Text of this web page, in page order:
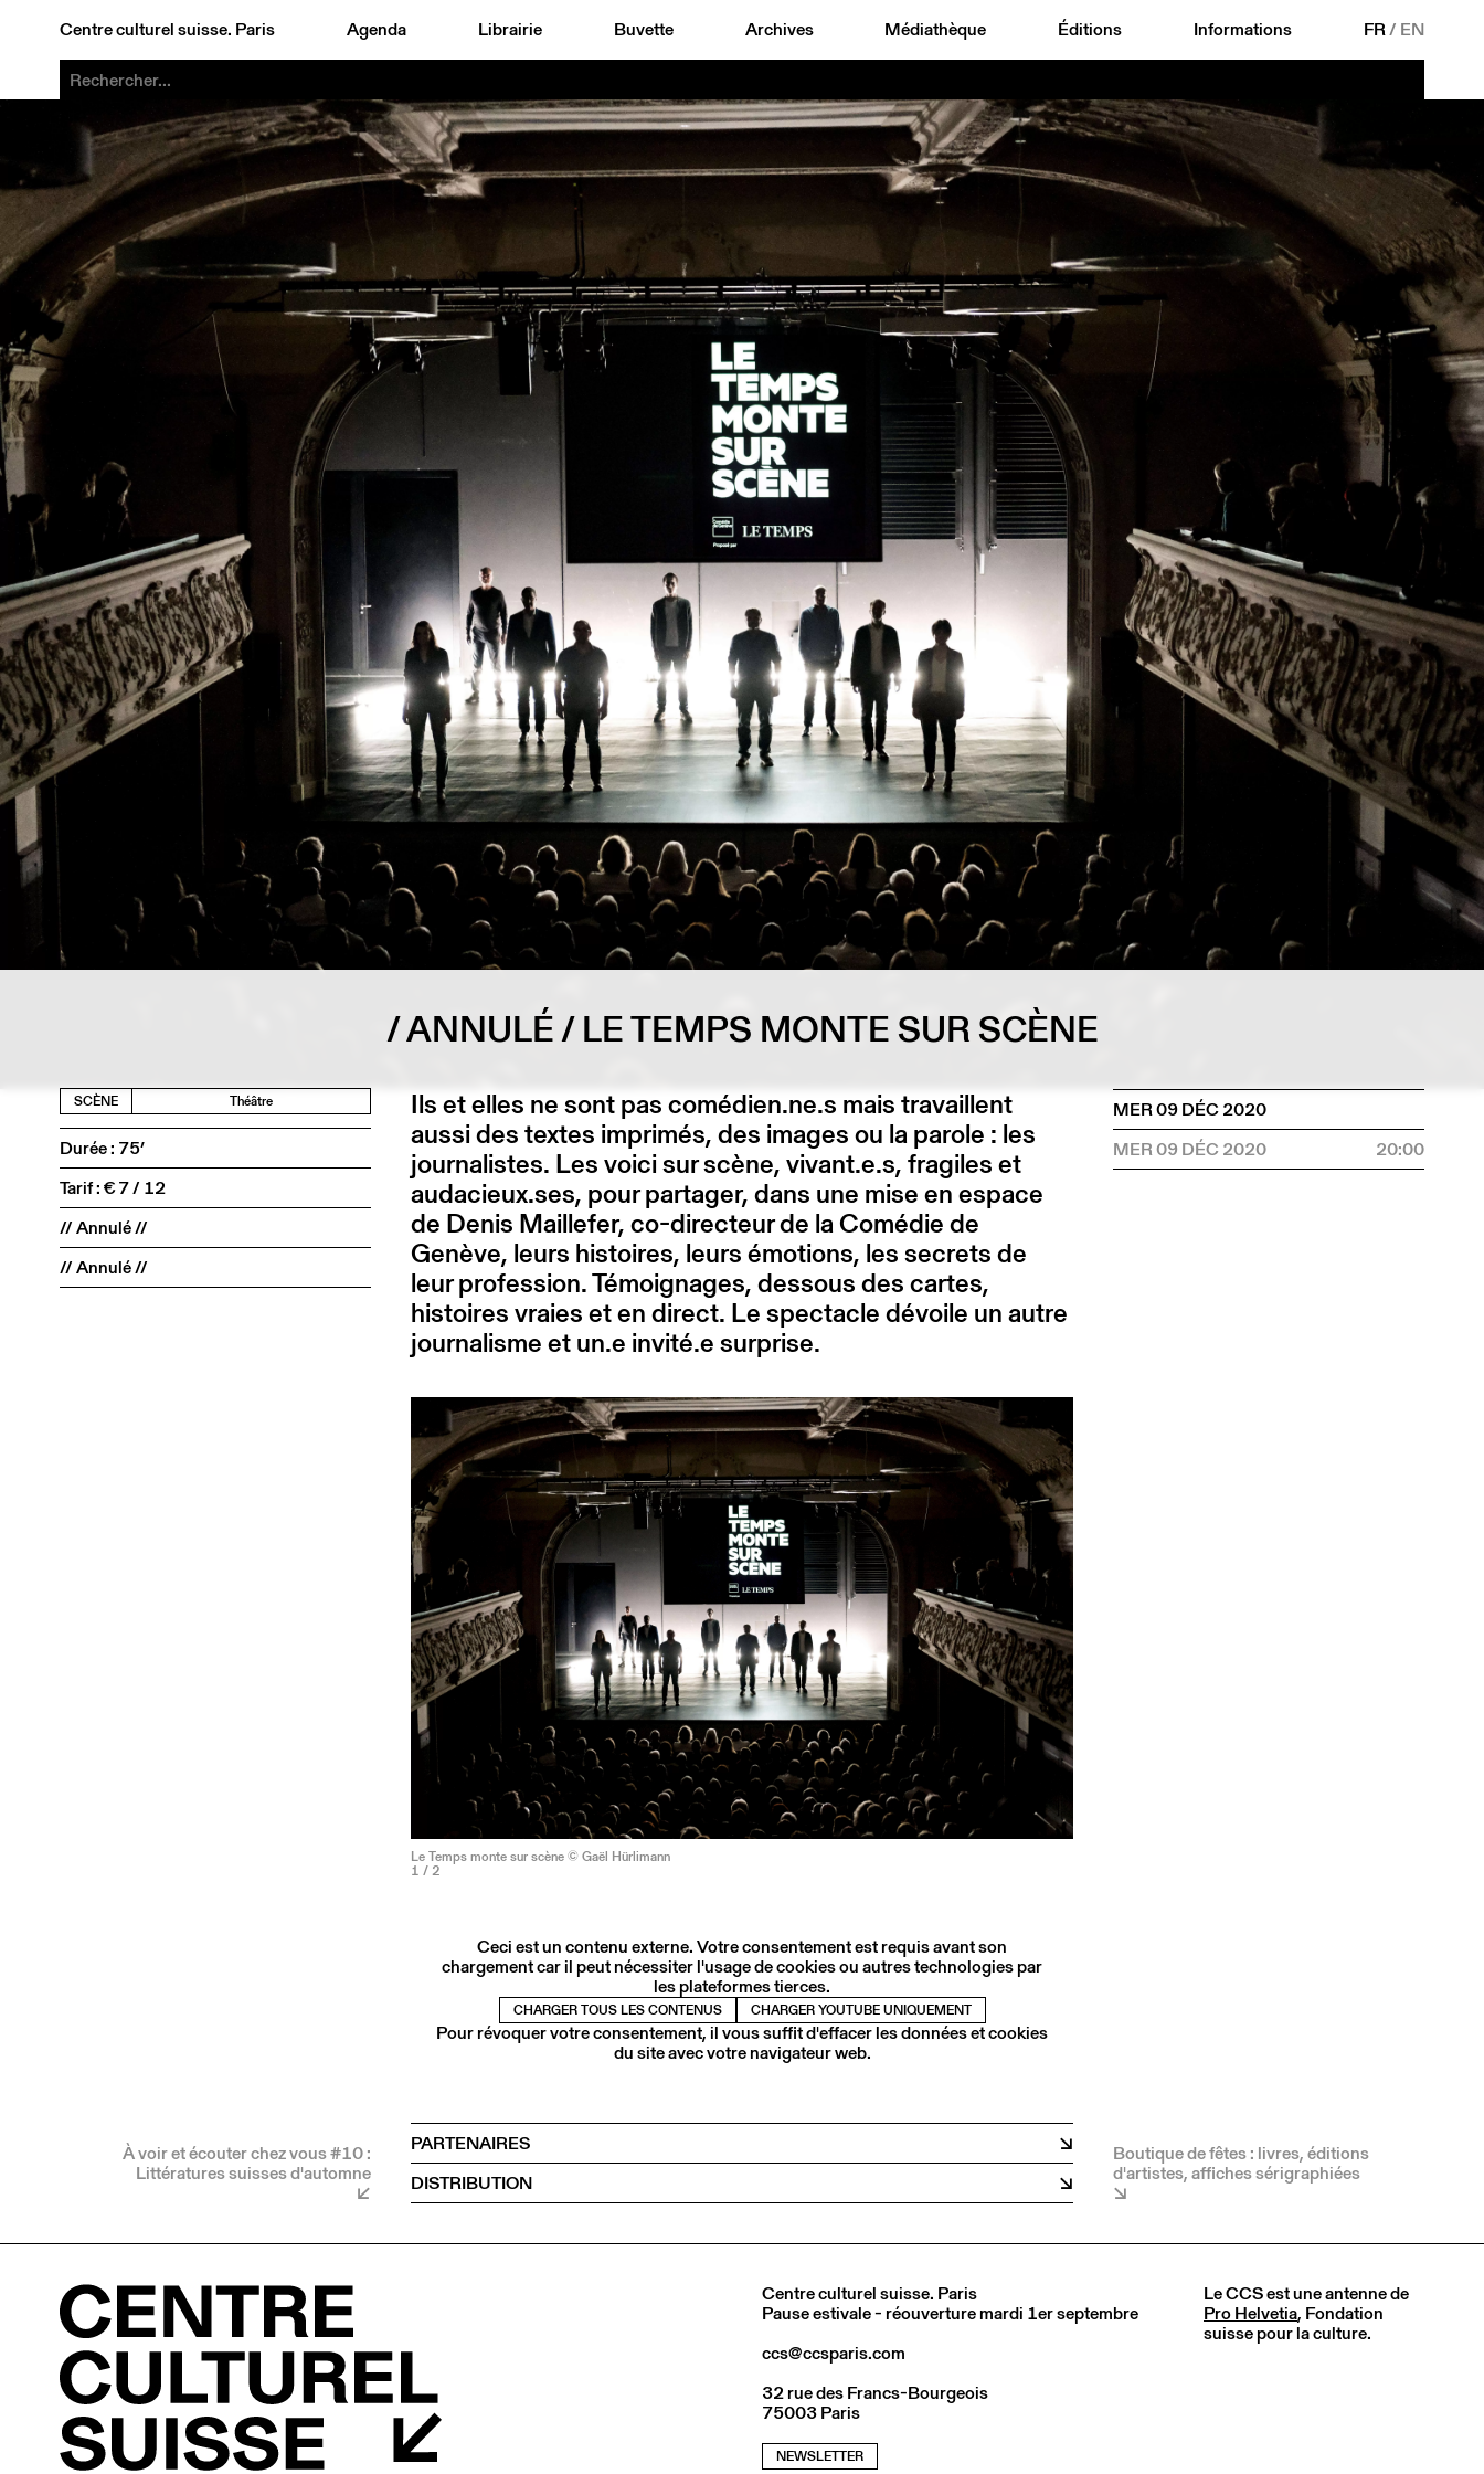
Centre culturel suisse. Paris Agenda Librairie Buvette Archives Médiathèque Éditions Informations FR/ EN
/ ANNULÉ / LE TEMPS MONTE SUR SCÈNE
SCÈNE Théâtre
Durée : 75’
Tarif : € 7 / 12
// Annulé //
// Annulé //
À voir et écouter chez vous #10 :
Littératures suisses d'automne
Ils et elles ne sont pas comédien.ne.s mais travaillent
aussi des textes imprimés, des images ou la parole : les
journalistes. Les voici sur scène, vivant.e.s, fragiles et
audacieux.ses, pour partager, dans une mise en espace
de Denis Maillefer, co-directeur de la Comédie de
Genève, leurs histoires, leurs émotions, les secrets de
leur profession. Témoignages, dessous des cartes,
histoires vraies et en direct. Le spectacle dévoile un autre
journalisme et un.e invité.e surprise.
Le Temps monte sur scène © Gaël Hürlimann
1 / 2
Ceci est un contenu externe. Votre consentement est requis avant son
chargement car il peut nécessiter l'usage de cookies ou autres technologies par
les plateformes tierces.
CHARGER TOUS LES CONTENUS CHARGER YOUTUBE UNIQUEMENT
Pour révoquer votre consentement, il vous suffit d'effacer les données et cookies
du site avec votre navigateur web.
PARTENAIRES
DISTRIBUTION
MER 09 DÉC 2020
MER 09 DÉC 2020
20:00
Boutique de fêtes : livres, éditions
d'artistes, affiches sérigraphiées
Centre culturel suisse. Paris
Pause estivale - réouverture mardi 1er septembre
ccs@ccsparis.com
32 rue des Francs-Bourgeois
75003 Paris
NEWSLETTER
Le CCS est une antenne de
Pro Helvetia, Fondation
suisse pour la culture.